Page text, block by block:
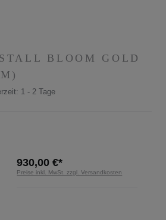
BLOOM GOLD
1 - 2 Tage
930,00 €*
Preise inkl. MwSt. zzgl. Versandkosten